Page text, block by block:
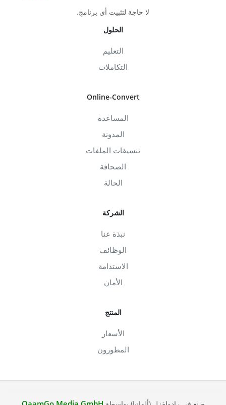
لا حاجة لتثبيت أي برنامج.
الحلول
التعليم
التكاملات
Online-Convert
المساعدة
المدونة
تنسيقات الملفات
الصحافة
الحالة
الشركة
نبذة عنا
الوظائف
الاستدامة
الأمان
المنتج
الأسعار
المطورون